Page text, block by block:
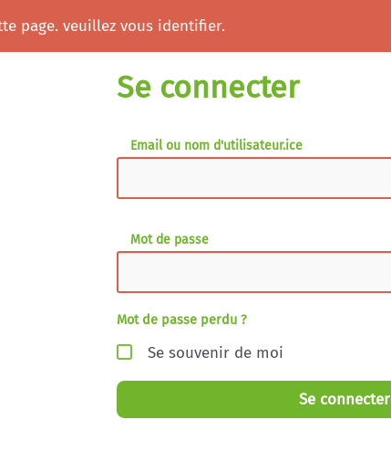
page. veuillez vous identifier.
Se connecter
Email ou nom d'utilisateur.ice
Mot de passe
Mot de passe perdu ?
Se souvenir de moi
Se connecter